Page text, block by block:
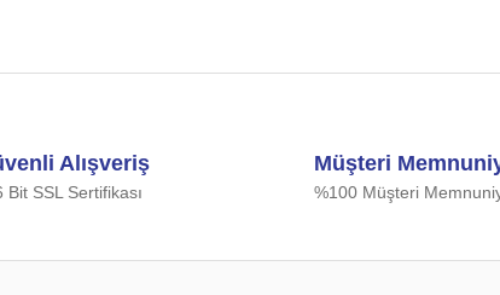
yetersiz gördüğünüz noktaları öneri formunu kullanarak tarafımıza
Alışveriş
Bit SSL Sertifikası
Müşteri
%100 Müşteri